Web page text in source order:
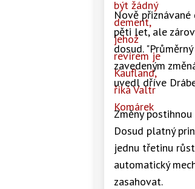
Nově
pěti let, ale
dosud.
zavedeným
uvedl dříve
Změny
Dosud platný
jednu třetinu
automatický
zasahovat.